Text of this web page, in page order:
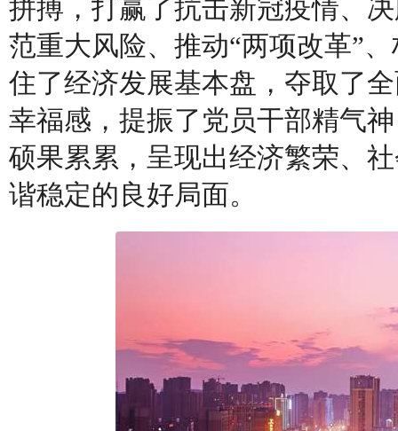
拼搏，打赢了抗击新冠疫情、
范重大风险、推动“两项改革”
住了经济发展基本盘，夺取了
幸福感，提振了党员干部精气
硕果累累，呈现出经济繁荣、
谐稳定的良好局面。